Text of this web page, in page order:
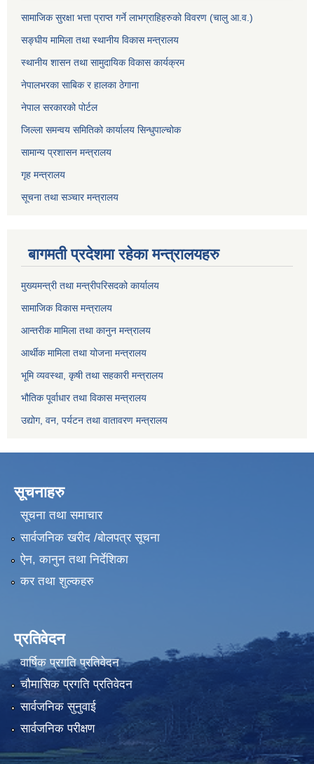
सामाजिक सुरक्षा भत्ता प्राप्त गर्ने लाभग्राहिहरुको विवरण (चालु आ.व.)
सङ्घीय मामिला तथा स्थानीय विकास मन्त्रालय
स्थानीय शासन तथा सामुदायिक विकास कार्यक्रम
नेपालभरका साबिक र हालका ठेगाना
नेपाल सरकारको पोर्टल
जिल्ला समन्वय समितिको कार्यालय सिन्धुपाल्चोक
सामान्य प्रशासन मन्त्रालय
गृह मन्त्रालय
सूचना तथा सञ्चार मन्त्रालय
बागमती प्रदेशमा रहेका मन्त्रालयहरु
मुख्यमन्त्री तथा मन्त्रीपरिसदको कार्यालय
सामाजिक विकास मन्त्रालय
आन्तरीक मामिला तथा कानुन मन्त्रालय
आर्थीक मामिला तथा योजना मन्त्रालय
भूमि व्यवस्था, कृषी तथा सहकारी मन्त्रालय
भौतिक पूर्वाधार तथा विकास मन्त्रालय
उद्योग, वन, पर्यटन तथा वातावरण मन्त्रालय
सूचनाहरु
सूचना तथा समाचार
सार्वजनिक खरीद /बोलपत्र सूचना
ऐन, कानुन तथा निर्देशिका
कर तथा शुल्कहरु
प्रतिवेदन
वार्षिक प्रगति प्रतिवेदन
चौमासिक प्रगति प्रतिवेदन
सार्वजनिक सुनुवाई
सार्वजनिक परीक्षण